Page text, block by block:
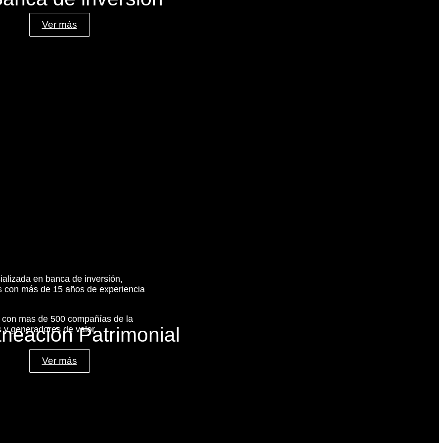
Ver más
Patrimonial
Ver más
en banca de inversión,
más de 15 años de experiencia
mas de 500 compañías de la
generadores de valor.